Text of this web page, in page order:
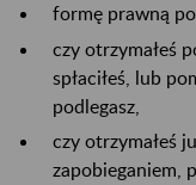
formę prawną
czy otrzymałeś
spłaciłeś, lub
podlegasz,
czy otrzymałeś
zapobieganiem,